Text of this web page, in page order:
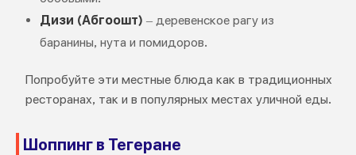
Дизи (Абгоошт) – деревенское рагу из
баранины, нута и помидоров.
Попробуйте эти местные блюда как в традиционных
ресторанах, так и в популярных местах уличной еды.
Шоппинг в Тегеране